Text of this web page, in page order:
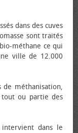
dans des cuves
sont traités
méthane ce qui
ville de 12.000
de méthanisation,
tout ou partie des
dans le